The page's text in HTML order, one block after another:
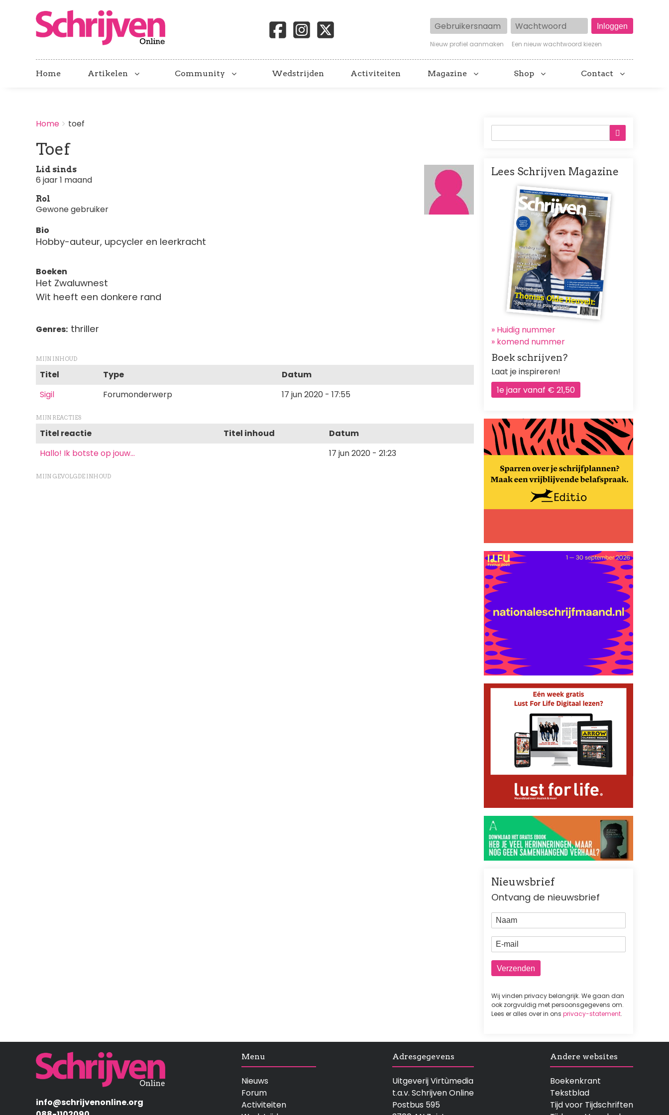
Gebruikersnaam Wachtwoord
Nieuw profiel aanmaken Een nieuw wachtwoord kiezen
Home Artikelen Community Wedstrijden Activiteiten Magazine Shop Contact
BREADCRUMBS
You
here:
Home toef
Toef
Lid sinds
6 jaar 1 maand
Rol
Gewone gebruiker
Bio
Hobby-auteur, upcycler en leerkracht
Boeken
Het Zwaluwnest
Wit heeft een donkere rand
Genres thriller
MIJN INHOUD
Titel Type
Datum
Sigil
Forumonderwerp 17 jun 2020 - 17:55
MIJN REACTIES
Titel reactie Titel inhoud
Datum
Hallo! Ik botste op jouw…
17 jun 2020 - 21:23
MIJN GEVOLGDE INHOUD
Lees Schrijven Magazine
Afbeelding
» Huidig nummer
» komend nummer
Boek schrijven?
Laat je inspireren!
1e jaar vanaf € 21,50
Nieuwsbrief
Ontvang de nieuwsbrief
Naam
E-mail
Wij vinden privacy belangrijk. We gaan dan
ook zorgvuldig met persoonsgegevens om.
Lees er alles over in ons privacy-statement.
Afbeelding
info@schrijvenonline.org
Menu
Nieuws
Forum
Activiteiten
Adresgegevens
Uitgeverij Virtùmedia
t.a.v. Schrijven Online
Postbus 595
Andere websites
Boekenkrant
Tekstblad
Tijd voor Tijdschriften